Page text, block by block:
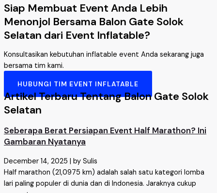
Siap Membuat Event Anda Lebih
Menonjol Bersama Balon Gate Solok
Selatan dari Event Inflatable?
Konsultasikan kebutuhan inflatable event Anda sekarang juga
bersama tim kami.
HUBUNGI TIM EVENT INFLATABLE
Artikel Terbaru Tentang Balon Gate Solok
Selatan
Seberapa Berat Persiapan Event Half Marathon? Ini
Gambaran Nyatanya
December 14, 2025 | by Sulis
Half marathon (21,0975 km) adalah salah satu kategori lomba
lari paling populer di dunia dan di Indonesia. Jaraknya cukup